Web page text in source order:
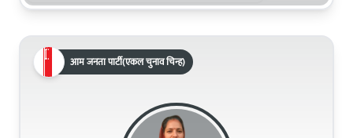
आम जनता पार्टी(एकल चुनाव चिन्ह)